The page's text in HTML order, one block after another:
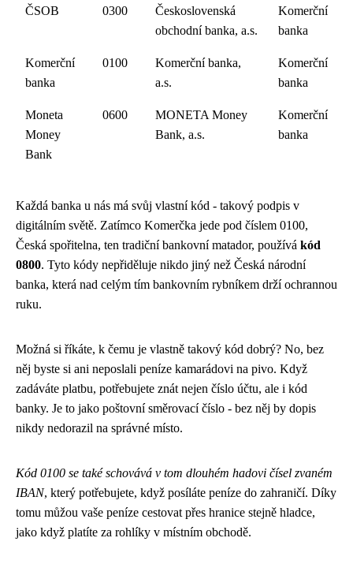
ČSOB 0300
Československá
obchodní banka, a.s.
Komerční
banka
Komerční
banka
0100
Komerční banka,
a.s.
Komerční
banka
Moneta
Money
Bank
0600
MONETA Money
Bank, a.s.
Komerční
banka
Každá banka u nás má svůj vlastní kód - takový podpis v
digitálním světě. Zatímco Komerčka jede pod číslem 0100,
Česká spořitelna, ten tradiční bankovní matador, používá kód
0800. Tyto kódy nepřiděluje nikdo jiný než Česká národní
banka, která nad celým tím bankovním rybníkem drží ochrannou
ruku.
Možná si říkáte, k čemu je vlastně takový kód dobrý? No, bez
něj byste si ani neposlali peníze kamarádovi na pivo. Když
zadáváte platbu, potřebujete znát nejen číslo účtu, ale i kód
banky. Je to jako poštovní směrovací číslo - bez něj by dopis
nikdy nedorazil na správné místo.
Kód 0100 se také schovává v tom dlouhém hadovi čísel zvaném
IBAN, který potřebujete, když posíláte peníze do zahraničí. Díky
tomu můžou vaše peníze cestovat přes hranice stejně hladce,
jako když platíte za rohlíky v místním obchodě.